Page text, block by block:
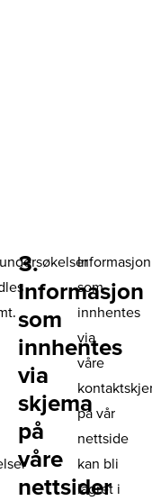
3.
Informasjon
som
innhentes
via
skjema
på
våre
nettsider
Informasjon
som
innhentes
via
våre
på vår
nettside
kan bli
lagret i